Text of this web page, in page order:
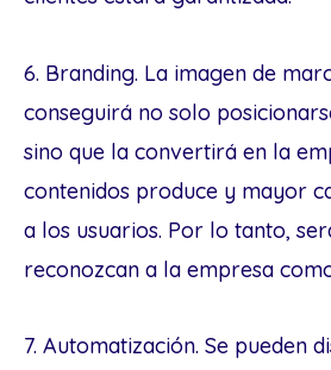
6. Branding. La imagen de
conseguirá no solo
sino que la convertirá en la
contenidos produce y mayor
a los usuarios. Por lo tanto,
reconozcan a la empresa
7. Automatización. Se pueden